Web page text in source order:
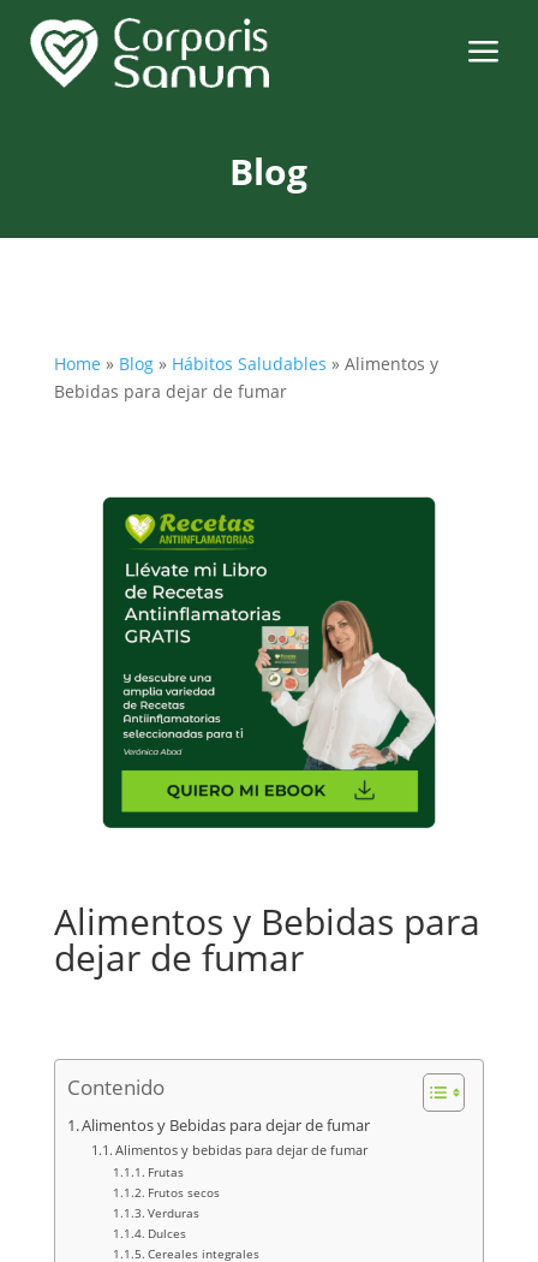
a
Blog
Home » Blog» Hábitos Saludables » Alimentos y
Bebidas para dejar de fumar
Alimentos y Bebidas para
dejar de fumar
Contenido
Alimentos y Bebidas para dejar de fumar
Alimentos y bebidas para dejar de fumar
Frutas
Frutos secos
Verduras
Dulces
Cereales integrales